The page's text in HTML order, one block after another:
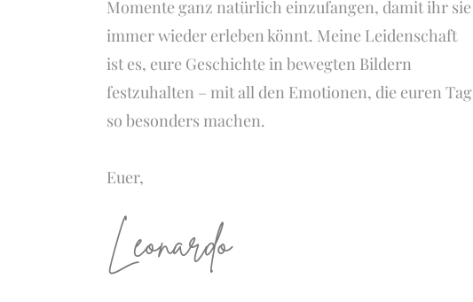
Momente ganz natürlich einzufangen, damit ihr sie
immer wieder erleben könnt. Meine Leidenschaft
ist es, eure Geschichte in bewegten Bildern
festzuhalten – mit all den Emotionen, die euren Tag
so besonders machen.
Euer,
Leonardo